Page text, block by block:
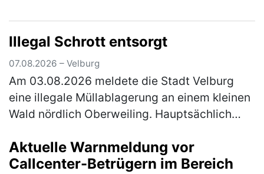
Illegal Schrott entsorgt
07.08.2026 – Velburg
Am 03.08.2026 meldete die Stadt Velburg
eine illegale Müllablagerung an einem kleinen
Wald nördlich Oberweiling. Hauptsächlich
Kinderwägen und ausgeschlac…(mehr)
Aktuelle Warnmeldung vor
Callcenter-Betrügern im Bereich